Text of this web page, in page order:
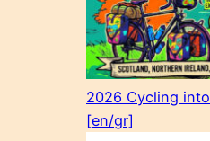
2026 Cycling
[en/gr]